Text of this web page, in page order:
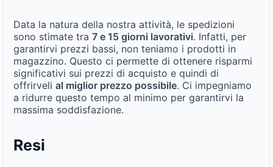
Data la natura della nostra attività, le spedizioni
sono stimate tra 7 e 15 giorni lavorativi. Infatti, per
garantirvi prezzi bassi, non teniamo i prodotti in
magazzino. Questo ci permette di ottenere risparmi
significativi sui prezzi di acquisto e quindi di
offrirveli al miglior prezzo possibile. Ci impegniamo
a ridurre questo tempo al minimo per garantirvi la
massima soddisfazione.
Resi